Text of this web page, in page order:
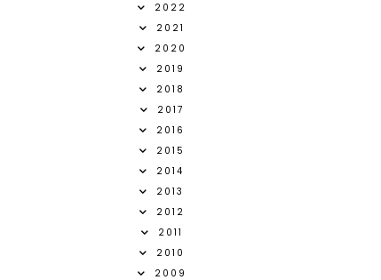
2022
2021
2020
2019
2018
2017
2016
2015
2014
2013
2012
2011
2010
2009